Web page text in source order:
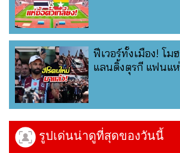
ฟีเวอร์ทั้งเมือง! โม
แลนดิ้งตุรกี แฟนแ
รูปเด่นน่าดูที่สุดของวันนี้